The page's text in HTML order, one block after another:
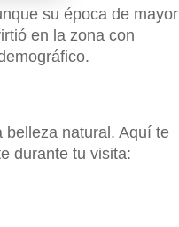
su época de mayor
en la zona con
belleza natural. Aquí te
durante tu visita: